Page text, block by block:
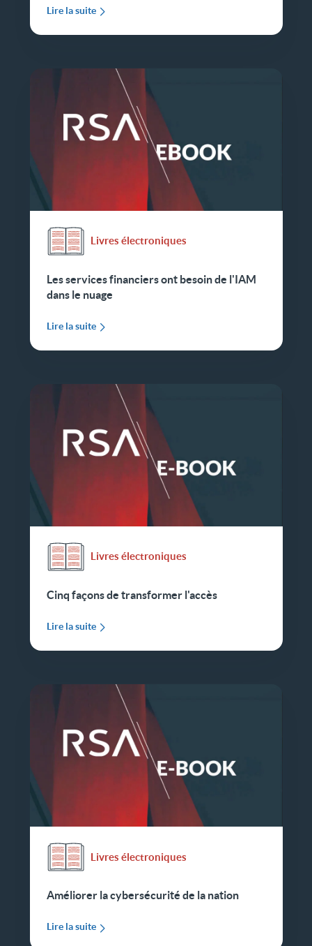
Lire la suite
Livres électroniques
Les services financiers ont besoin de l'IAM
dans le nuage
Lire la suite
Livres électroniques
Cinq façons de transformer l'accès
Lire la suite
Livres électroniques
Améliorer la cybersécurité de la nation
Lire la suite